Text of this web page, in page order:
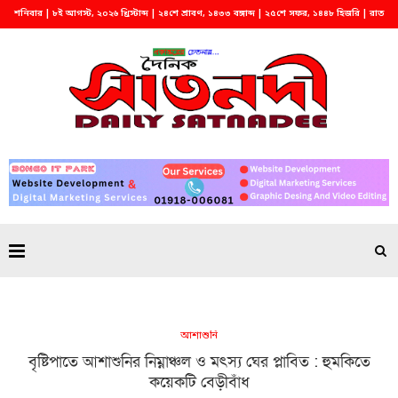
শনিবার | ৮ই আগস্ট, ২০২৬ খ্রিস্টাব্দ | ২৪শে শ্রাবণ, ১৪৩৩ বঙ্গাব্দ | ২৫শে সফর, ১৪৪৮ হিজরি | রাত
আশাশুনি
বৃষ্টিপাতে আশাশুনির নিম্নাঞ্চল ও মৎস্য ঘের প্লাবিত : হুমকিতে
কয়েকটি বেড়ীবাঁধ